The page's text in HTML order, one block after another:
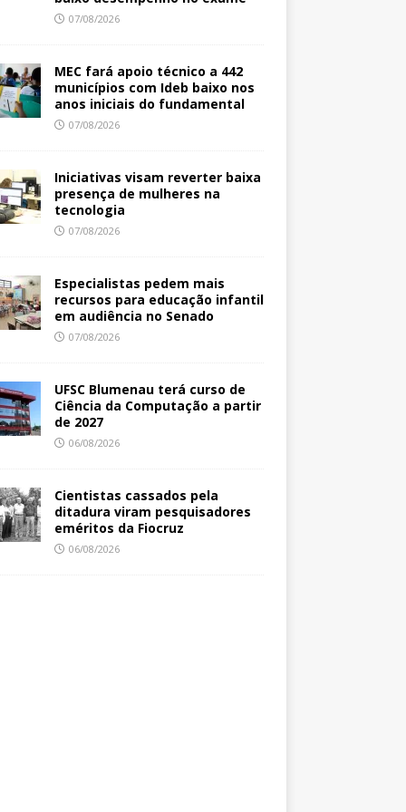
07/08/2026
MEC fará apoio técnico a 442
municípios com Ideb baixo nos
anos iniciais do fundamental
07/08/2026
Iniciativas visam reverter baixa
presença de mulheres na
tecnologia
07/08/2026
Especialistas pedem mais
recursos para educação infantil
em audiência no Senado
07/08/2026
UFSC Blumenau terá curso de
Ciência da Computação a partir
de 2027
06/08/2026
Cientistas cassados pela
ditadura viram pesquisadores
eméritos da Fiocruz
06/08/2026